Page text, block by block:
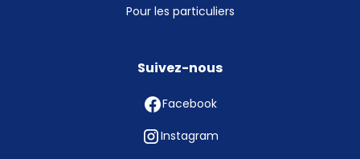
Pour les particuliers
Suivez-nous
Facebook
Instagram